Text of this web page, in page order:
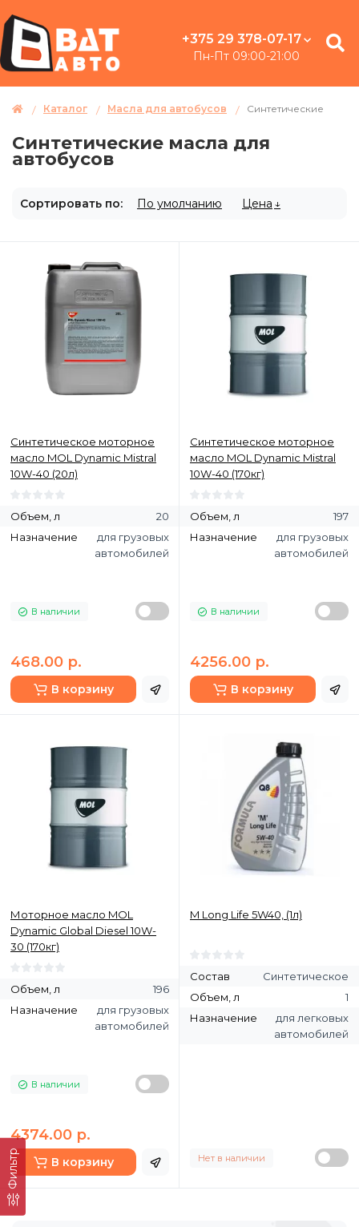
+375 29 378-07-17
Пн-Пт 09:00-21:00
Каталог Масла для автобусов Синтетические
Фильтр
Синтетические масла для
автобусов
Сортировать по: По умолчанию Цена
Синтетическое моторное
масло MOL Dynamic Mistral
10W-40 (20л)
Объем, л
20
Назначение
для грузовых
автомобилей
В наличии
468.00 р.
В корзину
Синтетическое моторное
масло MOL Dynamic Mistral
10W-40 (170кг)
Объем, л
197
Назначение
для грузовых
автомобилей
В наличии
4256.00 р.
В корзину
Моторное масло MOL
Dynamic Global Diesel 10W-
30 (170кг)
Объем, л
196
Назначение
для грузовых
автомобилей
В наличии
4374.00 р.
В корзину
M Long Life 5W40, (1л)
Состав
Синтетическое
Объем, л
1
Назначение
для легковых
автомобилей
Нет в наличии